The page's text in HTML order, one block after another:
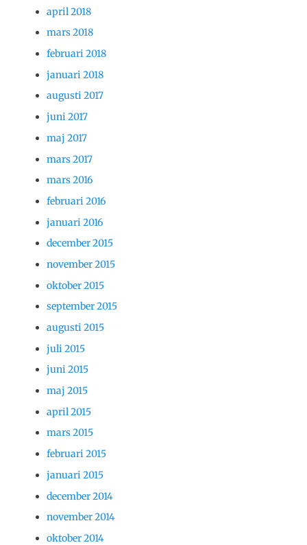
april 2018
mars 2018
februari 2018
januari 2018
augusti 2017
juni 2017
maj 2017
mars 2017
mars 2016
februari 2016
januari 2016
december 2015
november 2015
oktober 2015
september 2015
augusti 2015
juli 2015
juni 2015
maj 2015
april 2015
mars 2015
februari 2015
januari 2015
december 2014
november 2014
oktober 2014